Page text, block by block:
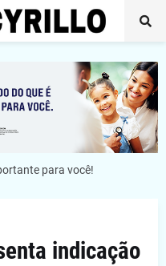
para você!
indicação